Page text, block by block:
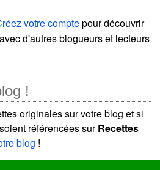
votre comptepour découvrir
d'autres blogueurs et lecteurs
!
originales sur votre blog et si
référencées surRecettes
blog !